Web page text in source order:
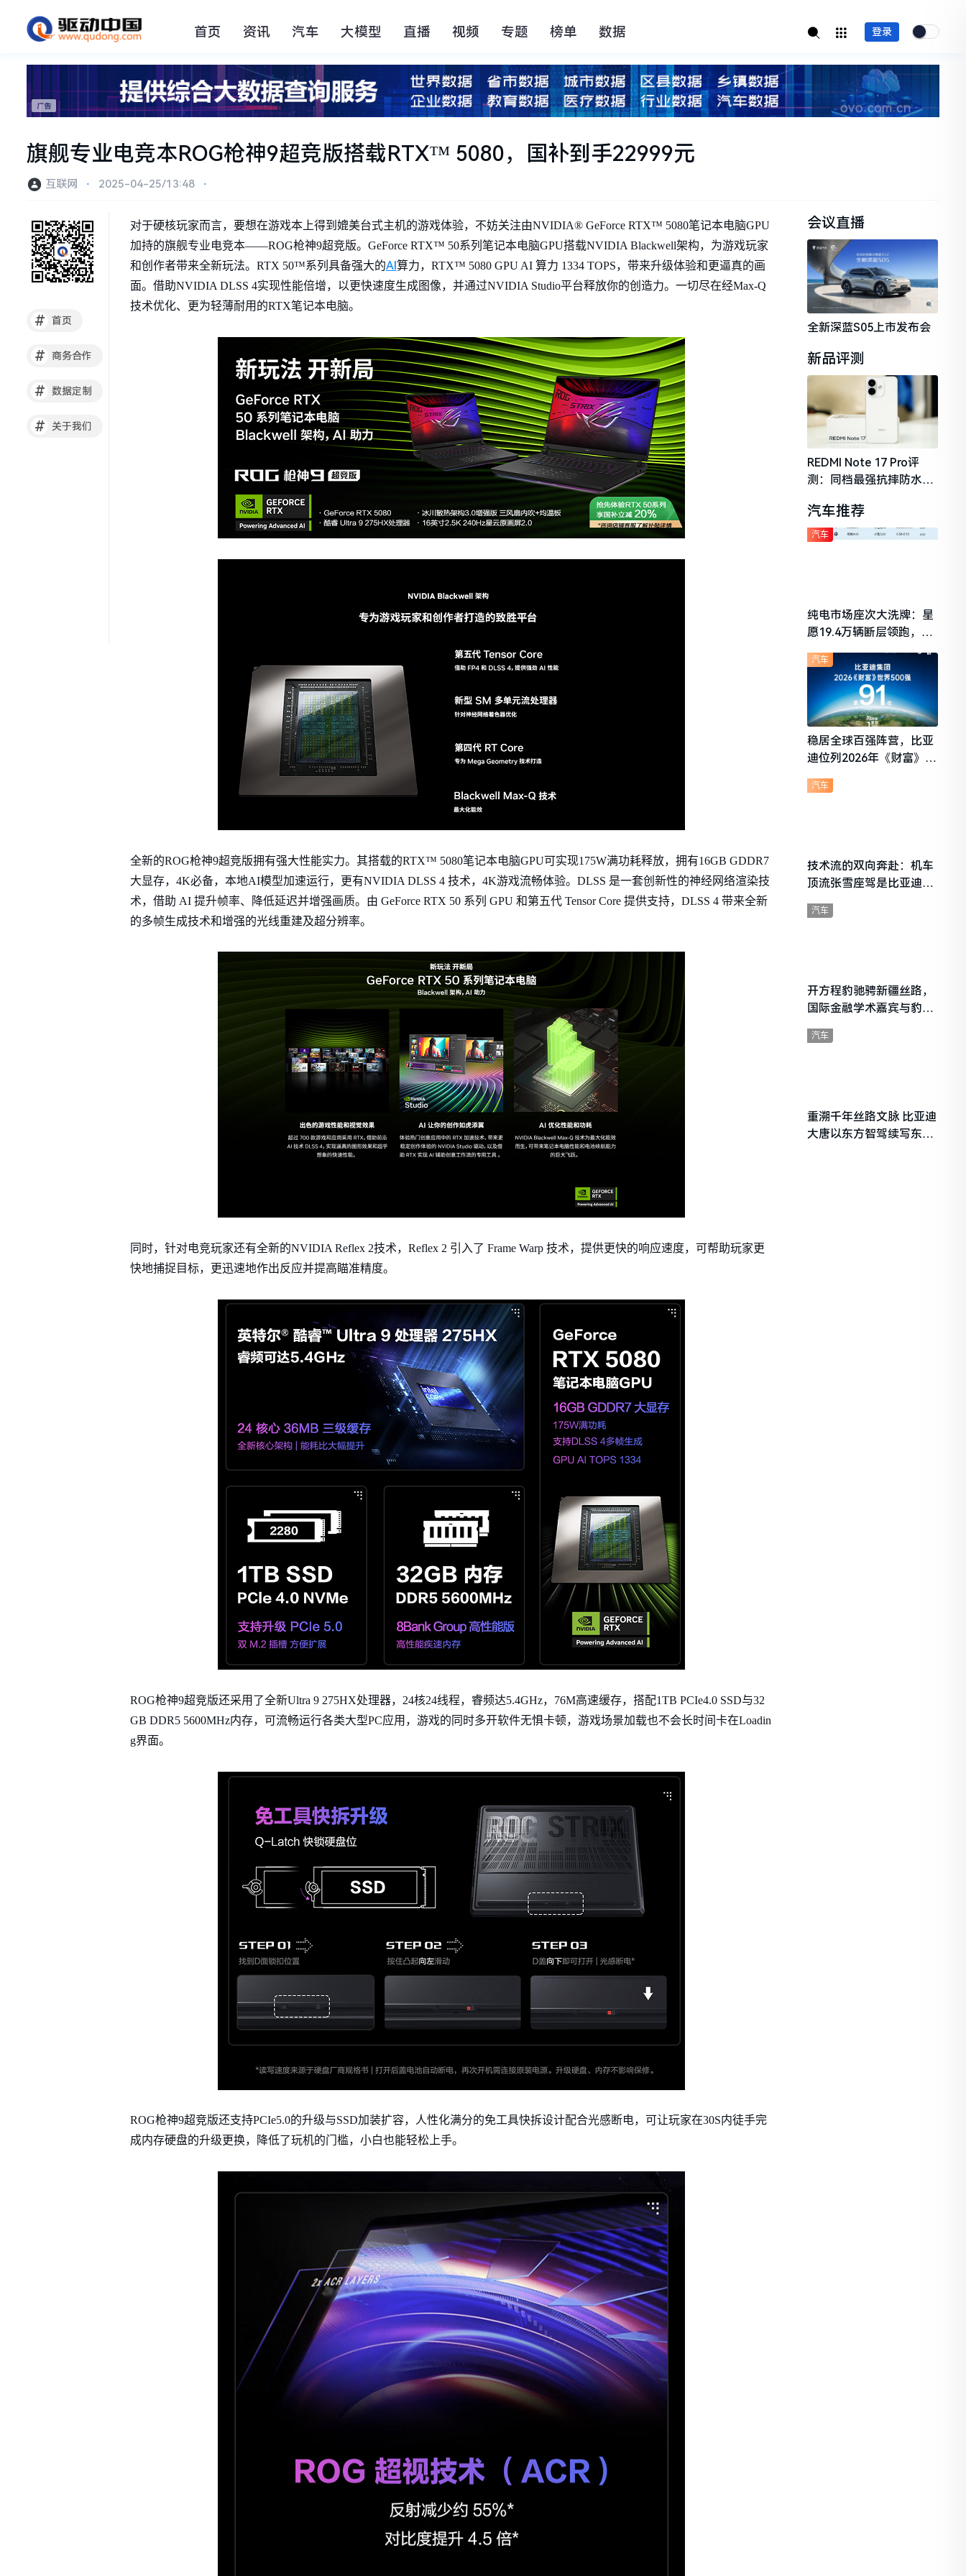
首页 资讯 汽车 大模型 直播 视频 专题 榜单 数据 登录
旗舰专业电竞本ROG枪神9超竞版搭载RTX™ 5080，国补到手22999元
互联网 ⋅ 2025-04-25/13:48 ⋅
# 首页
# 商务合作
# 数据定制
# 关于我们
对于硬核玩家而言，要想在游戏本上得到媲美台式主机的游戏体验，不妨关注由NVIDIA® GeForce RTX™ 5080笔记本电脑GPU
加持的旗舰专业电竞本——ROG枪神9超竞版。GeForce RTX™ 50系列笔记本电脑GPU搭载NVIDIA Blackwell架构，为游戏玩家
和创作者带来全新玩法。RTX 50™系列具备强大的AI 算力，RTX™ 5080 GPU AI 算力 1334 TOPS，带来升级体验和更逼真的画
面。借助NVIDIA DLSS 4实现性能倍增，以更快速度生成图像，并通过NVIDIA Studio平台释放你的创造力。一切尽在经Max-Q
技术优化、更为轻薄耐用的RTX笔记本电脑。
全新的ROG枪神9超竞版拥有强大性能实力。其搭载的RTX™ 5080笔记本电脑GPU可实现175W满功耗释放，拥有16GB GDDR7
大显存，4K必备，本地AI模型加速运行，更有NVIDIA DLSS 4 技术，4K游戏流畅体验。DLSS 是一套创新性的神经网络渲染技
术，借助 AI 提升帧率、降低延迟并增强画质。由 GeForce RTX 50 系列 GPU 和第五代 Tensor Core 提供支持，DLSS 4 带来全新
的多帧生成技术和增强的光线重建及超分辨率。
同时，针对电竞玩家还有全新的NVIDIA Reflex 2技术，Reflex 2 引入了 Frame Warp 技术，提供更快的响应速度，可帮助玩家更
快地捕捉目标，更迅速地作出反应并提高瞄准精度。
ROG枪神9超竞版还采用了全新Ultra 9 275HX处理器，24核24线程，睿频达5.4GHz，76M高速缓存，搭配1TB PCIe4.0 SSD与32
GB DDR5 5600MHz内存，可流畅运行各类大型PC应用，游戏的同时多开软件无惧卡顿，游戏场景加载也不会长时间卡在Loadin
g界面。
ROG枪神9超竞版还支持PCIe5.0的升级与SSD加装扩容，人性化满分的免工具快拆设计配合光感断电，可让玩家在30S内徒手完
成内存硬盘的升级更换，降低了玩机的门槛，小白也能轻松上手。
会议直播
全新深蓝S05上市发布会
新品评测
REDMI Note 17 Pro评
测：同档最强抗摔防水，
守门员
汽车推荐
纯电市场座次大洗牌：星
愿19.4万辆断层领跑，理
想i6成最强黑马
汽车
稳居全球百强阵营，比亚
迪位列2026年《财富》世
汽车
技术流的双向奔赴：机车
顶流张雪座驾是比亚迪秦
L
汽车
开方程豹驰骋新疆丝路，
国际金融学术嘉宾与豹友
共赴山海热爱
汽车
重溯千年丝路文脉 比亚迪
大唐以东方智驾续写东西
汽车